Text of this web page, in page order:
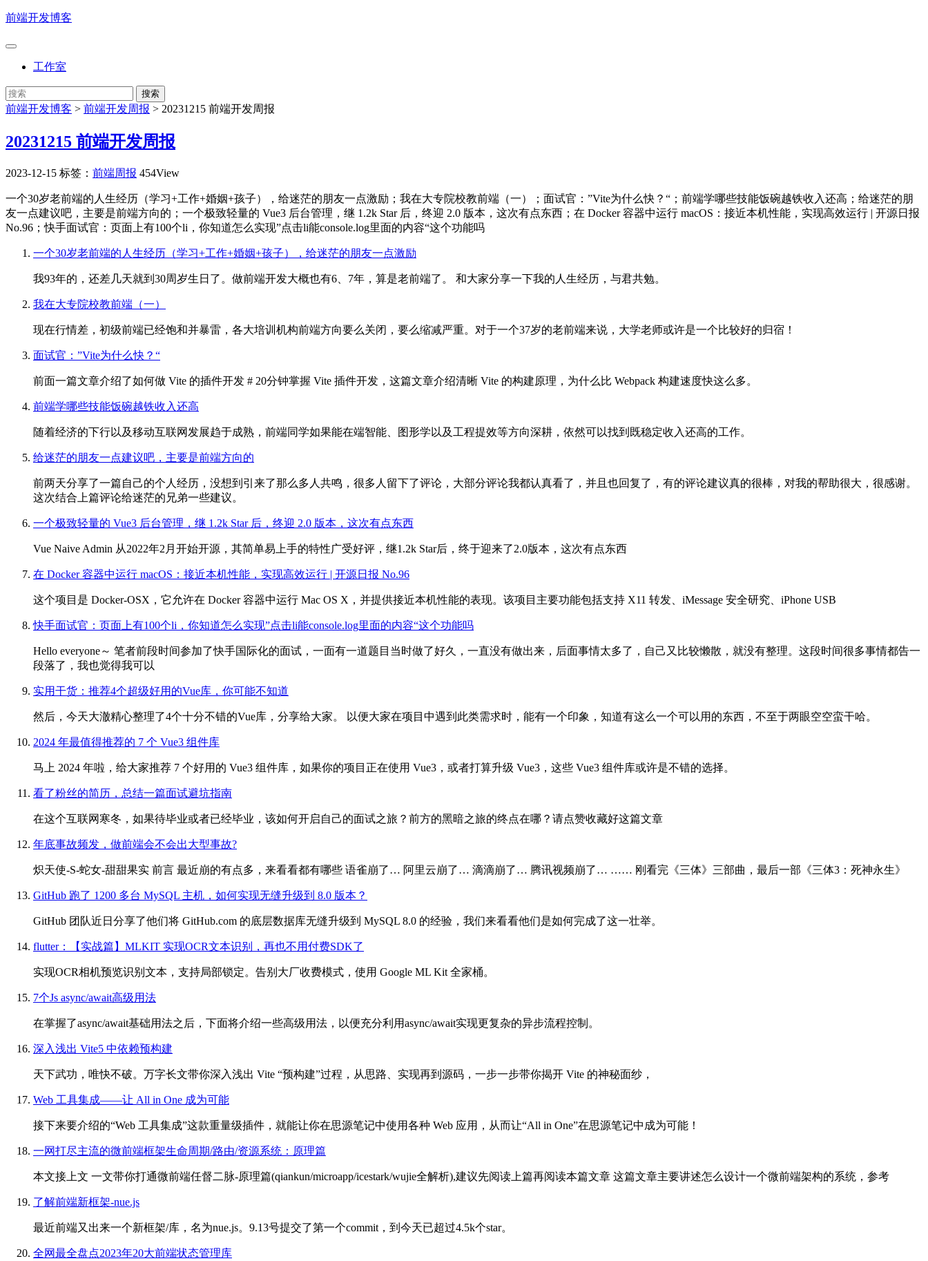
前端开发博客
工作室
前端开发博客 > 前端开发周报 > 20231215 前端开发周报
20231215 前端开发周报
2023-12-15 标签： 前端周报 454View
一个30岁老前端的人生经历（学习+工作+婚姻+孩子），给迷茫的朋友一点激励；我在大专院校教前端（一）；面试官：”Vite为什么快？“；前端学哪些技能饭碗越铁收入还高；给迷茫的朋
友一点建议吧，主要是前端方向的；一个极致轻量的 Vue3 后台管理，继 1.2k Star 后，终迎 2.0 版本，这次有点东西；在 Docker 容器中运行 macOS：接近本机性能，实现高效运行 | 开源日报
No.96；快手面试官：页面上有100个li，你知道怎么实现”点击li能console.log里面的内容“这个功能吗
一个30岁老前端的人生经历（学习+工作+婚姻+孩子），给迷茫的朋友一点激励
我93年的，还差几天就到30周岁生日了。做前端开发大概也有6、7年，算是老前端了。 和大家分享一下我的人生经历，与君共勉。
我在大专院校教前端（一）
现在行情差，初级前端已经饱和并暴雷，各大培训机构前端方向要么关闭，要么缩减严重。对于一个37岁的老前端来说，大学老师或许是一个比较好的归宿！
面试官：”Vite为什么快？“
前面一篇文章介绍了如何做 Vite 的插件开发 # 20分钟掌握 Vite 插件开发，这篇文章介绍清晰 Vite 的构建原理，为什么比 Webpack 构建速度快这么多。
前端学哪些技能饭碗越铁收入还高
随着经济的下行以及移动互联网发展趋于成熟，前端同学如果能在端智能、图形学以及工程提效等方向深耕，依然可以找到既稳定收入还高的工作。
给迷茫的朋友一点建议吧，主要是前端方向的
前两天分享了一篇自己的个人经历，没想到引来了那么多人共鸣，很多人留下了评论，大部分评论我都认真看了，并且也回复了，有的评论建议真的很棒，对我的帮助很大，很感谢。
这次结合上篇评论给迷茫的兄弟一些建议。
一个极致轻量的 Vue3 后台管理，继 1.2k Star 后，终迎 2.0 版本，这次有点东西
Vue Naive Admin 从2022年2月开始开源，其简单易上手的特性广受好评，继1.2k Star后，终于迎来了2.0版本，这次有点东西
在 Docker 容器中运行 macOS：接近本机性能，实现高效运行 | 开源日报 No.96
这个项目是 Docker-OSX，它允许在 Docker 容器中运行 Mac OS X，并提供接近本机性能的表现。该项目主要功能包括支持 X11 转发、iMessage 安全研究、iPhone USB
快手面试官：页面上有100个li，你知道怎么实现”点击li能console.log里面的内容“这个功能吗
Hello everyone～ 笔者前段时间参加了快手国际化的面试，一面有一道题目当时做了好久，一直没有做出来，后面事情太多了，自己又比较懒散，就没有整理。这段时间很多事情都告一
段落了，我也觉得我可以
实用干货：推荐4个超级好用的Vue库，你可能不知道
然后，今天大澈精心整理了4个十分不错的Vue库，分享给大家。 以便大家在项目中遇到此类需求时，能有一个印象，知道有这么一个可以用的东西，不至于两眼空空蛮干哈。
2024 年最值得推荐的 7 个 Vue3 组件库
马上 2024 年啦，给大家推荐 7 个好用的 Vue3 组件库，如果你的项目正在使用 Vue3，或者打算升级 Vue3，这些 Vue3 组件库或许是不错的选择。
看了粉丝的简历，总结一篇面试避坑指南
在这个互联网寒冬，如果待毕业或者已经毕业，该如何开启自己的面试之旅？前方的黑暗之旅的终点在哪？请点赞收藏好这篇文章
年底事故频发，做前端会不会出大型事故?
炽天使-S-蛇女-甜甜果实 前言 最近崩的有点多，来看看都有哪些 语雀崩了… 阿里云崩了… 滴滴崩了… 腾讯视频崩了… …… 刚看完《三体》三部曲，最后一部《三体3：死神永生》
GitHub 跑了 1200 多台 MySQL 主机，如何实现无缝升级到 8.0 版本？
GitHub 团队近日分享了他们将 GitHub.com 的底层数据库无缝升级到 MySQL 8.0 的经验，我们来看看他们是如何完成了这一壮举。
flutter：【实战篇】MLKIT 实现OCR文本识别，再也不用付费SDK了
实现OCR相机预览识别文本，支持局部锁定。告别大厂收费模式，使用 Google ML Kit 全家桶。
7个Js async/await高级用法
在掌握了async/await基础用法之后，下面将介绍一些高级用法，以便充分利用async/await实现更复杂的异步流程控制。
深入浅出 Vite5 中依赖预构建
天下武功，唯快不破。万字长文带你深入浅出 Vite “预构建”过程，从思路、实现再到源码，一步一步带你揭开 Vite 的神秘面纱，
Web 工具集成——让 All in One 成为可能
接下来要介绍的“Web 工具集成”这款重量级插件，就能让你在思源笔记中使用各种 Web 应用，从而让“All in One”在思源笔记中成为可能！
一网打尽主流的微前端框架生命周期/路由/资源系统：原理篇
本文接上文 一文带你打通微前端任督二脉-原理篇(qiankun/microapp/icestark/wujie全解析),建议先阅读上篇再阅读本篇文章 这篇文章主要讲述怎么设计一个微前端架构的系统，参考
了解前端新框架-nue.js
最近前端又出来一个新框架/库，名为nue.js。9.13号提交了第一个commit，到今天已超过4.5k个star。
全网最全盘点2023年20大前端状态管理库